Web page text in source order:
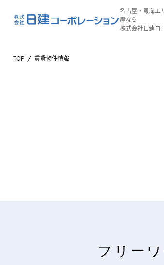
名古屋・東海エ
産なら
株式会社日建コ
TOP 賃貸物件情報
フリー